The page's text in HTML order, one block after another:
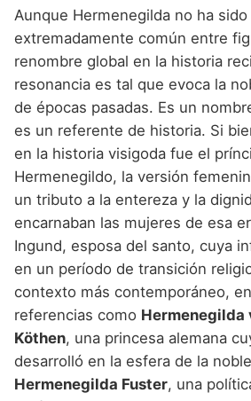
Aunque Hermenegilda no ha
extremadamente común entre
renombre global en la historia
resonancia es tal que evoca la
de épocas pasadas. Es un
es un referente de historia. Si
en la historia visigoda fue el
Hermenegildo, la versión
un tributo a la entereza y la
encarnaban las mujeres de esa
Ingund, esposa del santo, cuya
en un período de transición
contexto más contemporáneo,
referencias como Hermenegilda
Köthen, una princesa alemana
desarrolló en la esfera de la
Hermenegilda Fuster, una